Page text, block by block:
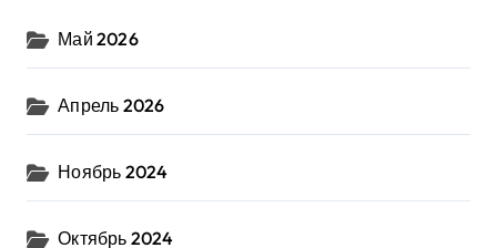
Май 2026
Апрель 2026
Ноябрь 2024
Октябрь 2024